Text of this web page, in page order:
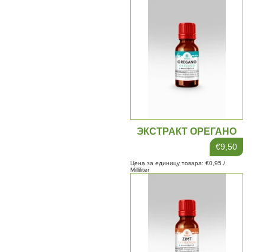
ЭКСТРАКТ ОРЕГАНО
€9,50
Цена за единицу товара: €0,95 /
Milliliter